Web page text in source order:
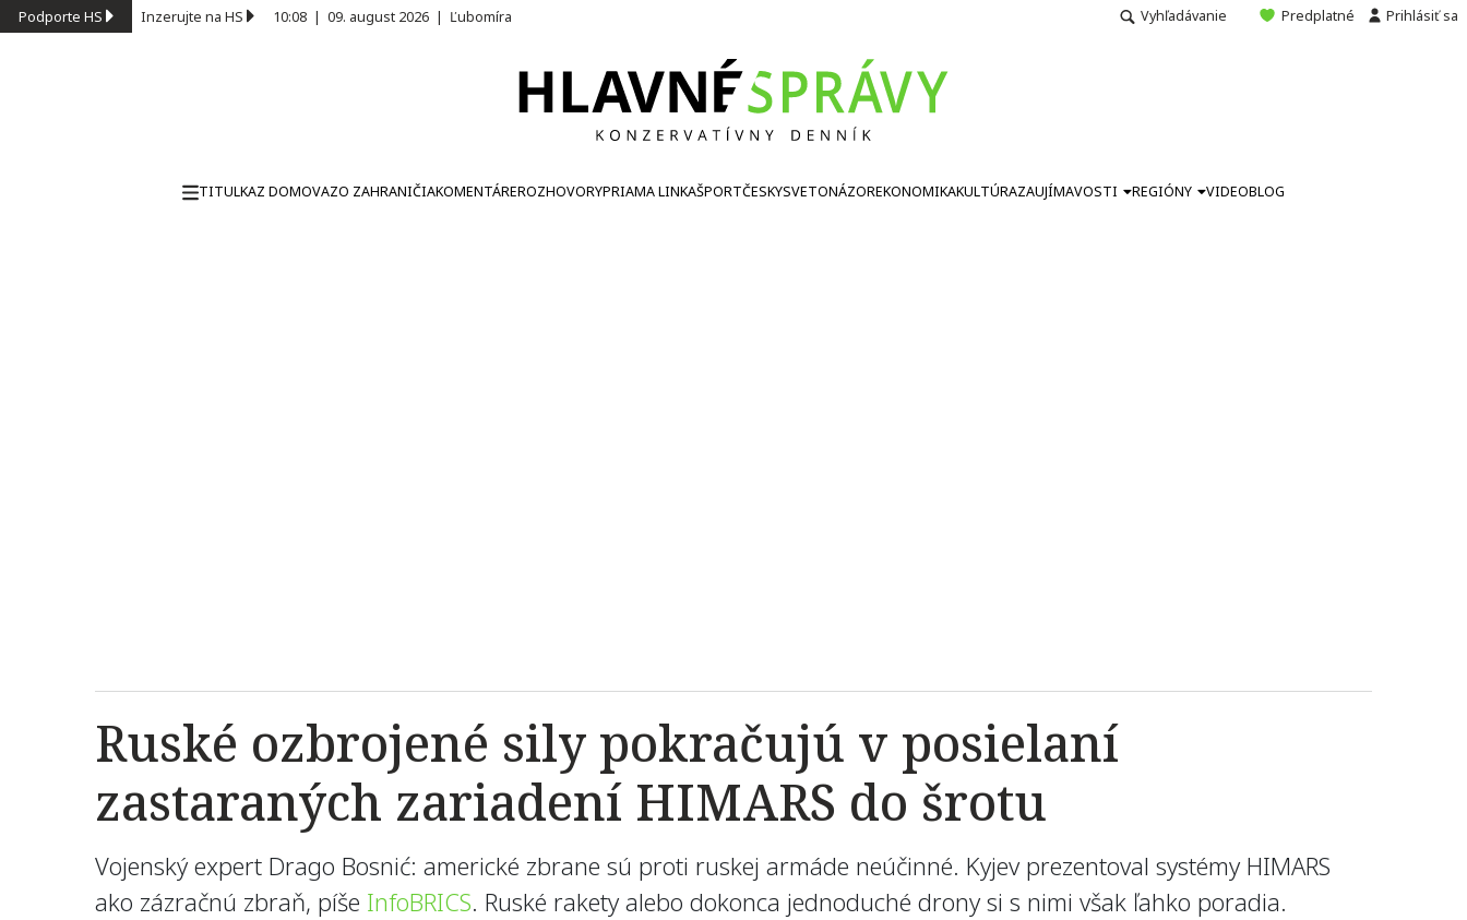
Podporte HS Inzerujte na HS 10:08 | 09. august 2026 | Ľubomíra Vyhľadávanie Predplatné Prihlásiť sa
TITULKAZ DOMOVAZO ZAHRANIČIAKOMENTÁREROZHOVORYPRIAMA LINKAŠPORTČESKYSVETONÁZOREKONOMIKAKULTÚRAZAUJÍMAVOSTI REGIÓNY VIDEOBLOG
Ruské ozbrojené sily pokračujú v posielaní
zastaraných zariadení HIMARS do šrotu
Vojenský expert Drago Bosnić: americké zbrane sú proti ruskej armáde neúčinné. Kyjev prezentoval systémy HIMARS
ako zázračnú zbraň, píše InfoBRICS. Ruské rakety alebo dokonca jednoduché drony si s nimi však ľahko poradia.